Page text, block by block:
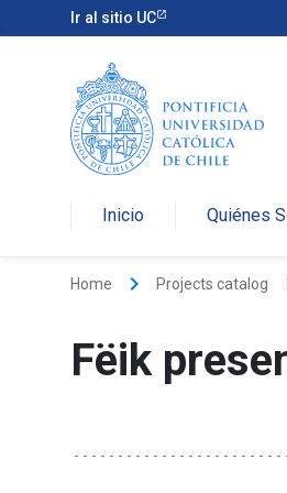
Ir al sitio UC
Inicio Quiénes
Home keyboard_arrow_right Projects catalog
Fëik